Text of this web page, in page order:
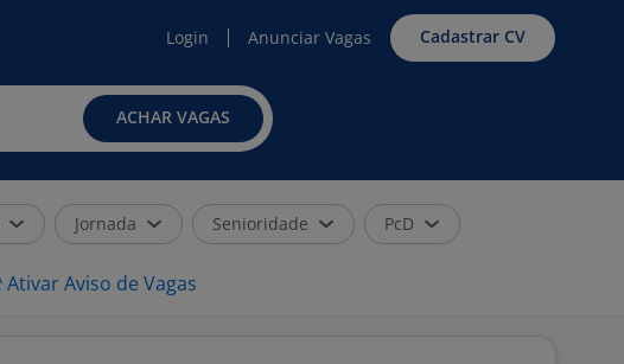
Login Anunciar Vagas Cadastrar CV
ACHAR VAGAS
Jornada Senioridade PcD
Ativar Aviso de Vagas